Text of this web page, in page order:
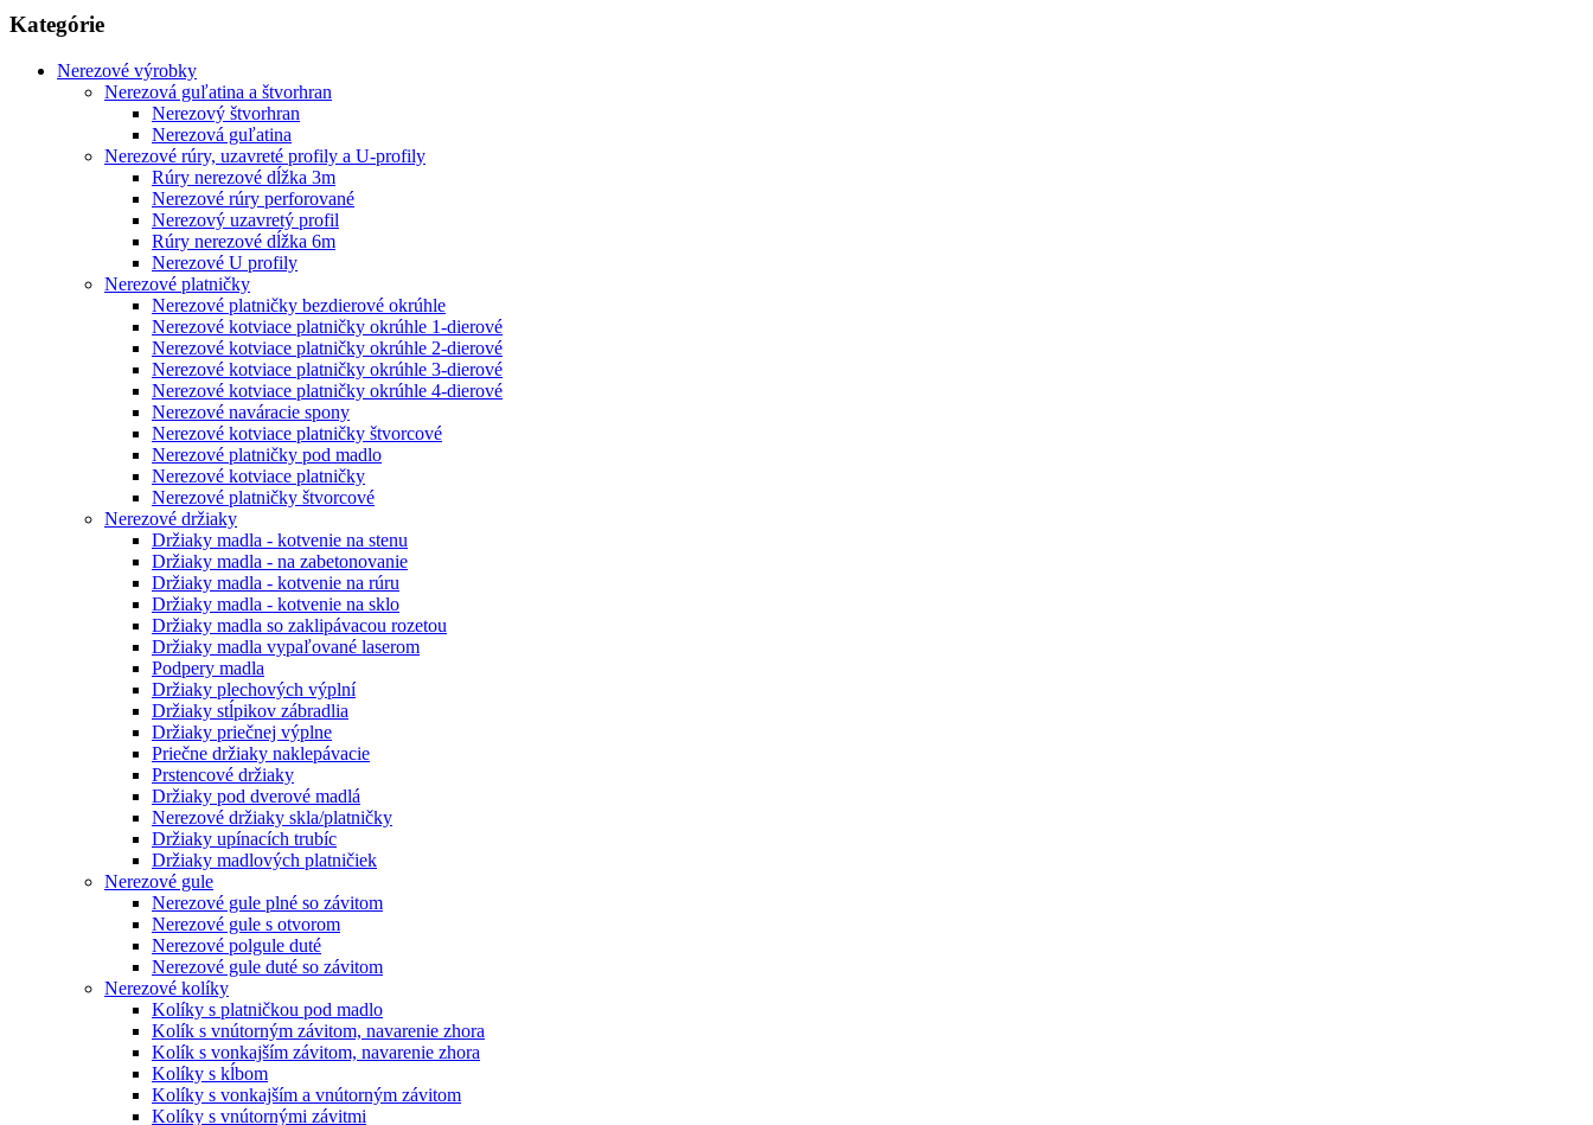
Kategórie
Nerezové výrobky
Nerezová guľatina a štvorhran
Nerezový štvorhran
Nerezová guľatina
Nerezové rúry, uzavreté profily a U-profily
Rúry nerezové dĺžka 3m
Nerezové rúry perforované
Nerezový uzavretý profil
Rúry nerezové dĺžka 6m
Nerezové U profily
Nerezové platničky
Nerezové platničky bezdierové okrúhle
Nerezové kotviace platničky okrúhle 1-dierové
Nerezové kotviace platničky okrúhle 2-dierové
Nerezové kotviace platničky okrúhle 3-dierové
Nerezové kotviace platničky okrúhle 4-dierové
Nerezové naváracie spony
Nerezové kotviace platničky štvorcové
Nerezové platničky pod madlo
Nerezové kotviace platničky
Nerezové platničky štvorcové
Nerezové držiaky
Držiaky madla - kotvenie na stenu
Držiaky madla - na zabetonovanie
Držiaky madla - kotvenie na rúru
Držiaky madla - kotvenie na sklo
Držiaky madla so zaklipávacou rozetou
Držiaky madla vypaľované laserom
Podpery madla
Držiaky plechových výplní
Držiaky stĺpikov zábradlia
Držiaky priečnej výplne
Priečne držiaky naklepávacie
Prstencové držiaky
Držiaky pod dverové madlá
Nerezové držiaky skla/platničky
Držiaky upínacích trubíc
Držiaky madlových platničiek
Nerezové gule
Nerezové gule plné so závitom
Nerezové gule s otvorom
Nerezové polgule duté
Nerezové gule duté so závitom
Nerezové kolíky
Kolíky s platničkou pod madlo
Kolík s vnútorným závitom, navarenie zhora
Kolík s vonkajším závitom, navarenie zhora
Kolíky s kĺbom
Kolíky s vonkajším a vnútorným závitom
Kolíky s vnútornými závitmi